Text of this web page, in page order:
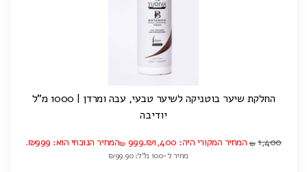
החלקת שיער בוטניקה לשיער טבעי, עבה ומרדן | 1000 מ"ל
יודיבה
₪ 1,400 המחיר המקורי היה: ₪1,400. ₪ 999 המחיר הנוכחי הוא: ₪999.
מחיר ל-100 מ"ל: ₪99.90